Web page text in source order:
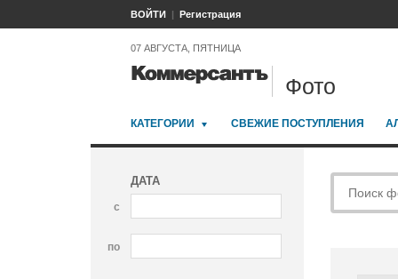
ВОЙТИ Регистрация
07 АВГУСТА, ПЯТНИЦА
Фото
КАТЕГОРИИ СВЕЖИЕ ПОСТУПЛЕНИЯ
ДАТА
с
по